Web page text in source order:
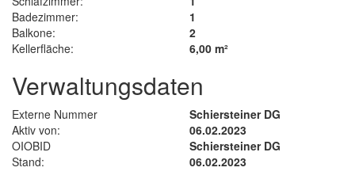
Badezimmer:
1
Balkone:
2
Kellerfläche:
6,00 m²
Verwaltungsdaten
Externe Nummer
Schiersteiner DG
Aktiv von:
06.02.2023
OIOBID
Schiersteiner DG
Stand:
06.02.2023